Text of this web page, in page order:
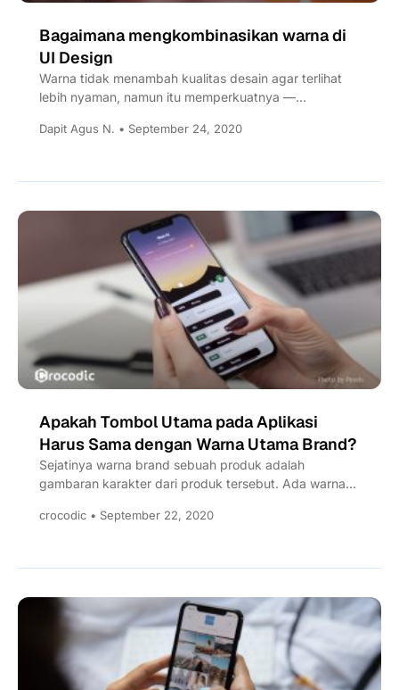
Bagaimana mengkombinasikan warna di
UI Design
Warna tidak menambah kualitas desain agar terlihat
lebih nyaman, namun itu memperkuatnya —
Dapit Agus N. • September 24, 2020
Apakah Tombol Utama pada Aplikasi
Harus Sama dengan Warna Utama Brand?
Sejatinya warna brand sebuah produk adalah
gambaran karakter dari produk tersebut. Ada warna
crocodic • September 22, 2020